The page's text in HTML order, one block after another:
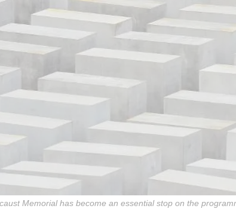
Memorial has become an essential stop on the